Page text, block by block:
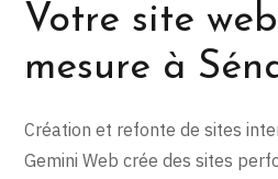
Votre site
mesure à
Création et refonte de sites
Gemini Web crée des sites